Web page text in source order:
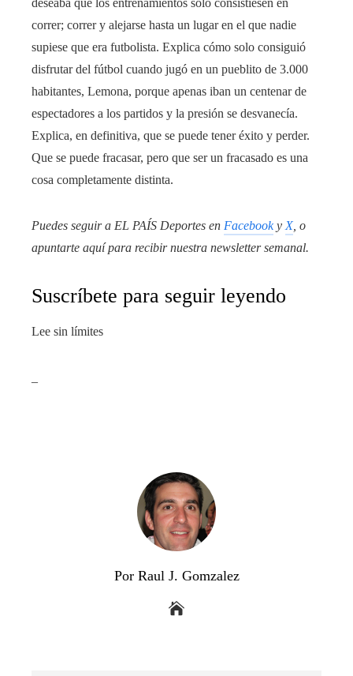
correr; correr y alejarse hasta un lugar en el que nadie
supiese que era futbolista. Explica cómo solo consiguió
disfrutar del fútbol cuando jugó en un pueblito de 3.000
habitantes, Lemona, porque apenas iban un centenar de
espectadores a los partidos y la presión se desvanecía.
Explica, en definitiva, que se puede tener éxito y perder.
Que se puede fracasar, pero que ser un fracasado es una
cosa completamente distinta.
Puedes seguir a EL PAÍS Deportes en Facebooky X, o
apuntarte aquí para recibirnuestra newsletter semanal.
Suscríbete para seguir leyendo
Lee sin límites
Por Raul J. Gomzalez